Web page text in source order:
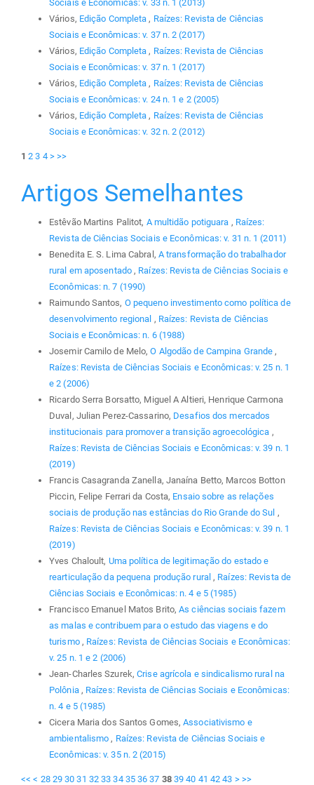
Sociais e Econômicas: v. 33 n. 1 (2013)
Vários, Edição Completa, Raízes: Revista de Ciências
Sociais e Econômicas: v. 37 n. 2 (2017)
Vários, Edição Completa, Raízes: Revista de Ciências
Sociais e Econômicas: v. 37 n. 1 (2017)
Vários, Edição Completa, Raízes: Revista de Ciências
Sociais e Econômicas: v. 24 n. 1 e 2 (2005)
Vários, Edição Completa, Raízes: Revista de Ciências
Sociais e Econômicas: v. 32 n. 2 (2012)
1 2 3 4 > >>
Artigos Semelhantes
Estêvão Martins Palitot, A multidão potiguara , Raízes:
Revista de Ciências Sociais e Econômicas: v. 31 n. 1 (2011)
Benedita E. S. Lima Cabral, A transformação do trabalhador
rural em aposentado , Raízes: Revista de Ciências Sociais e
Econômicas: n. 7 (1990)
Raimundo Santos, O pequeno investimento como política de
desenvolvimento regional , Raízes: Revista de Ciências
Sociais e Econômicas: n. 6 (1988)
Josemir Camilo de Melo,O Algodão de Campina Grande,
Raízes: Revista de Ciências Sociais e Econômicas: v. 25 n. 1
e 2 (2006)
Ricardo Serra Borsatto, Miguel A Altieri, Henrique Carmona
Duval, Julian Perez-Cassarino, Desafios dos mercados
institucionais para promover a transição agroecológica ,
Raízes: Revista de Ciências Sociais e Econômicas: v. 39 n. 1
(2019)
Francis Casagranda Zanella, Janaína Betto, Marcos Botton
Piccin, Felipe Ferrari da Costa, Ensaio sobre as relações
sociais de produção nas estâncias do Rio Grande do Sul ,
Raízes: Revista de Ciências Sociais e Econômicas: v. 39 n. 1
(2019)
Yves Chaloult, Uma política de legitimação do estado e
rearticulação da pequena produção rural, Raízes: Revista de
Ciências Sociais e Econômicas: n. 4 e 5 (1985)
Francisco Emanuel Matos Brito,As ciências sociais fazem
as malas e contribuem para o estudo das viagens e do
turismo , Raízes: Revista de Ciências Sociais e Econômicas:
v. 25 n. 1 e 2 (2006)
Jean-Charles Szurek,Crise agrícola e sindicalismo rural na
Polônia , Raízes: Revista de Ciências Sociais e Econômicas:
n. 4 e 5 (1985)
Cicera Maria dos Santos Gomes,Associativismo e
ambientalismo, Raízes: Revista de Ciências Sociais e
Econômicas: v. 35 n. 2 (2015)
<< < 28 29 30 31 32 33 34 35 36 37 38 39 40 41 42 43 > >>